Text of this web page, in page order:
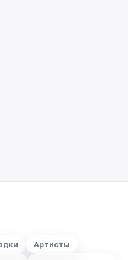
Артисты